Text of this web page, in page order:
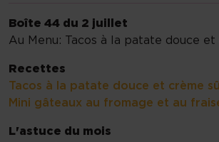
Boîte 44 du 2 juillet
Au Menu: Tacos à la patate douce
Recettes
Tacos à la patate douce et crème
Mini gâteaux au fromage et au
L'astuce du mois